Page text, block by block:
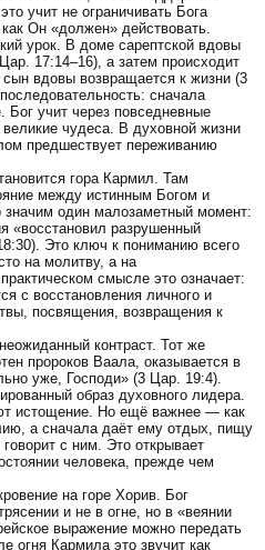
учит не ограничивать Бога
Он «должен» действовать.
урок. В доме сарептской вдовы
17:14–16), а затем происходит
вдовы возвращается к жизни (3
сначала
Бог учит через повседневные
чудеса. В духовной жизни
предшествует переживанию
гора Кармил. Там
между истинным Богом и
один малозаметный момент:
«восстановил разрушенный
Это ключ к пониманию всего
на молитву, а на
смысле это означает:
с восстановления личного и
посвящения, возвращения к
контраст. Тот же
пророков Ваала, оказывается в
уже, Господи» (3 Цар. 19:4).
образ духовного лидера.
истощение. Но ещё важнее — как
а сначала даёт ему отдых, пищу
с ним. Это открывает
человека, прежде чем
на горе Хорив. Бог
и не в огне, но в «веянии
выражение можно передать
огня Кармила это звучит как